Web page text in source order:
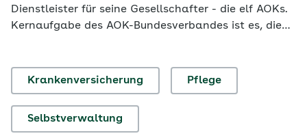
Dienstleister für seine Gesellschafter - die elf AOKs.
Kernaufgabe des AOK-Bundesverbandes ist es, die
und den politischen Institutionen der AOK-
Vertragspartner zu vertreten. Der hauptamtliche
Vorstand des…
Krankenversicherung Pflege
Selbstverwaltung